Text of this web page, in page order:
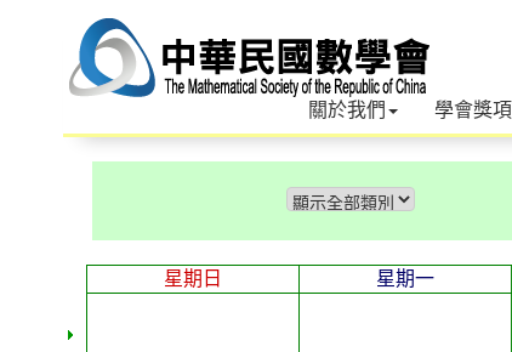
關於我們 學會獎項
星期日 星期一